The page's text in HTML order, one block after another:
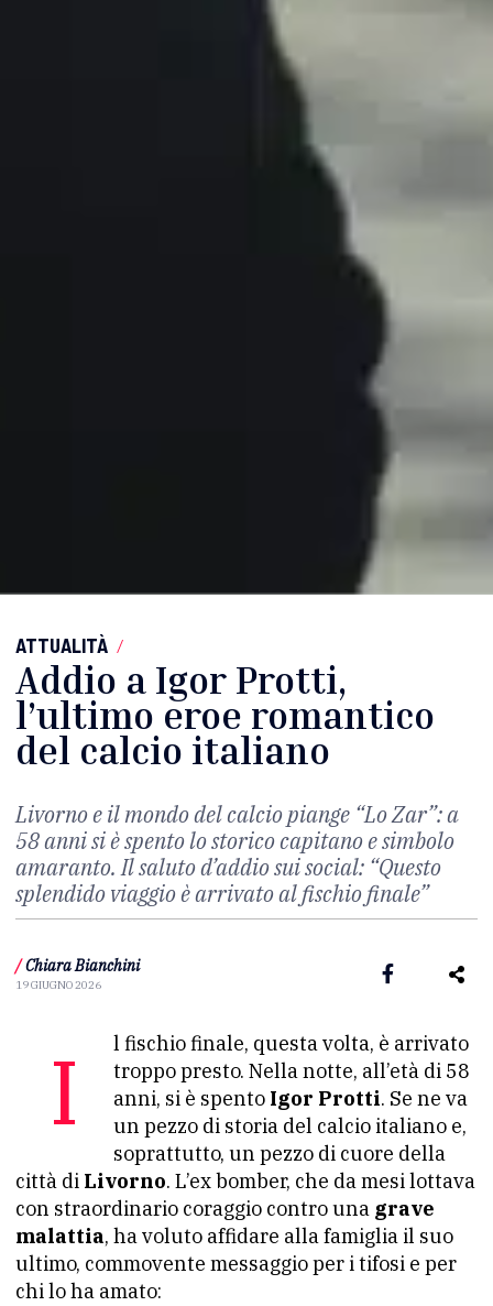
ATTUALITÀ /
Addio a Igor Protti,
l’ultimo eroe romantico
del calcio italiano
Livorno e il mondo del calcio piange “Lo Zar”: a
58 anni si è spento lo storico capitano e simbolo
amaranto. Il saluto d’addio sui social: “Questo
splendido viaggio è arrivato al fischio finale”
/ Chiara Bianchini
19 GIUGNO 2026
Il fischio finale, questa volta, è arrivato
troppo presto. Nella notte, all’età di 58
anni, si è spento Igor Protti. Se ne va
un pezzo di storia del calcio italiano e,
soprattutto, un pezzo di cuore della
città di Livorno. L’ex bomber, che da mesi lottava
con straordinario coraggio contro una grave
malattia, ha voluto affidare alla famiglia il suo
ultimo, commovente messaggio per i tifosi e per
chi lo ha amato: